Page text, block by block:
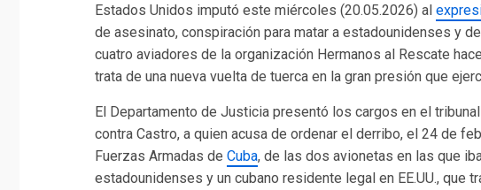
Estados Unidos imputó este miércoles (20.05.2026) al
de asesinato, conspiración para matar a estadounidenses y
cuatro aviadores de la organización Hermanos al Rescate
trata de una nueva vuelta de tuerca en la gran presión que
El Departamento de Justicia presentó los cargos en el
contra Castro, a quien acusa de ordenar el derribo, el 24 de
Fuerzas Armadas de Cuba, de las dos avionetas en las que
estadounidenses y un cubano residente legal en EE.UU., que